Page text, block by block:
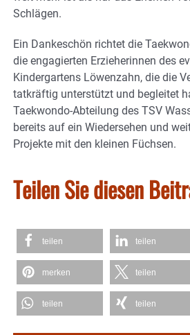
Schlägen.
Ein Dankeschön richtet die
die engagierten Erzieherinnen des
Kindergartens Löwenzahn, die die
tatkräftig unterstützt und begleitet
Taekwondo-Abteilung des TSV
bereits auf ein Wiedersehen und
Projekte mit den kleinen Füchsen.
Teilen Sie diesen
teilen teilen
merken teilen
teilen teilen